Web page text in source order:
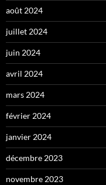
août 2024
juillet 2024
juin 2024
avril 2024
mars 2024
février 2024
janvier 2024
décembre 2023
novembre 2023